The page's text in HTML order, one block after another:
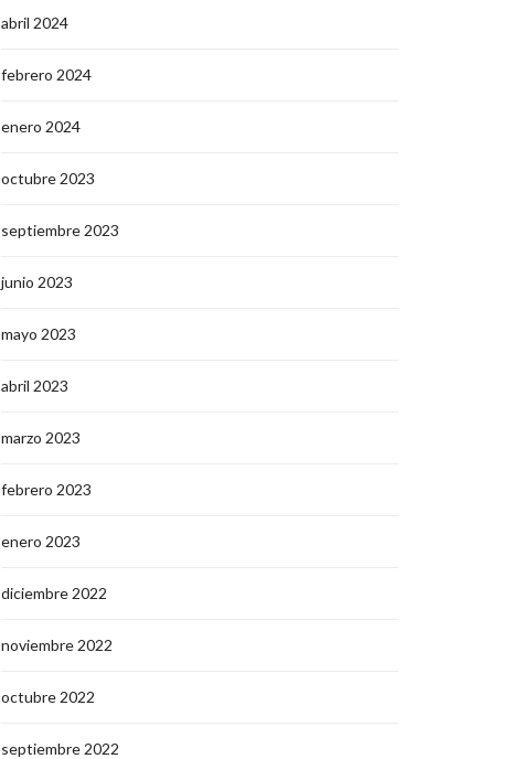
abril 2024
febrero 2024
enero 2024
octubre 2023
septiembre 2023
junio 2023
mayo 2023
abril 2023
marzo 2023
febrero 2023
enero 2023
diciembre 2022
noviembre 2022
octubre 2022
septiembre 2022